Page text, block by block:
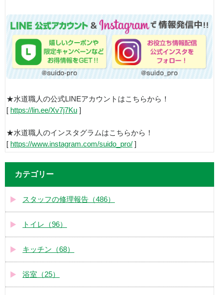
★水道職人の公式LINEアカウントはこちらから！
[ https://lin.ee/Xv7j7Ku ]
★水道職人のインスタグラムはこちらから！
[ https://www.instagram.com/suido_pro/ ]
カテゴリー
スタッフの修理報告（486）
トイレ（96）
キッチン（68）
浴室（25）